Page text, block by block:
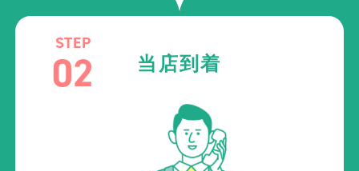
STEP
02 当店到着